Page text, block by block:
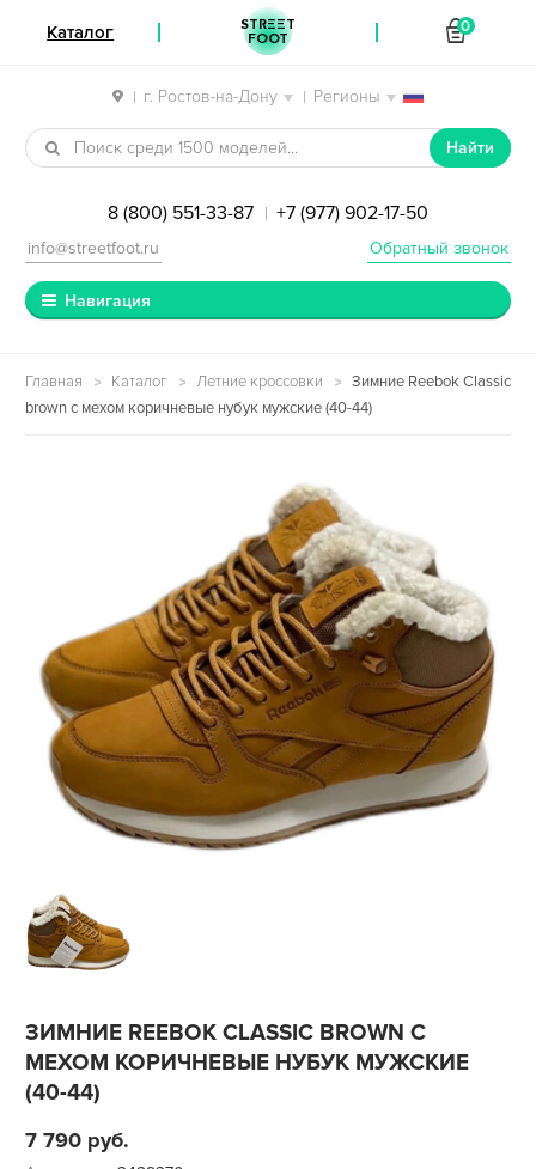
| г. Ростов-на-Дону | Регионы
Перейти к навигации
Перейти к содержимому
Найти
8 (800) 551-33-87 | +7 (977) 902-17-50
Обратный звонок
info@streetfoot.ru
Навигация
Главная Каталог Летние кроссовки
Зимние Reebok Classic
brown с мехом коричневые нубук мужские (40-44)
ЗИМНИЕ REEBOK CLASSIC BROWN С
МЕХОМ КОРИЧНЕВЫЕ НУБУК МУЖСКИЕ
(40-44)
7 790 руб.
Каталог STREET
FOOT
0